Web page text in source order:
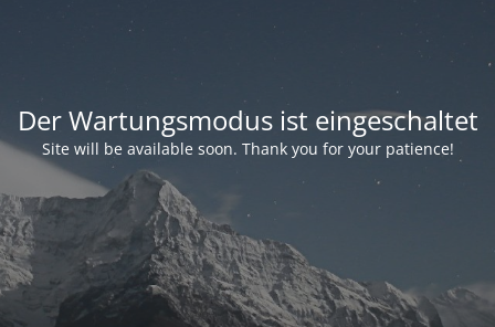
Der Wartungsmodus ist eingeschaltet
Site will be available soon. Thank you for your patience!